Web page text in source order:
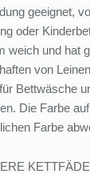
geeignet,
oder
weich und hat
von
Bettwäsche
Die Farbe
Farbe